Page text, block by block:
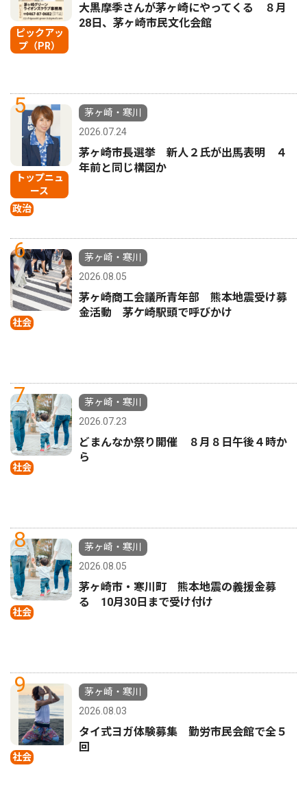
ピックアッ
プ（PR）
大黒摩季さんが茅ヶ崎にやってくる ８月
28日、茅ヶ崎市民文化会館
5
トップニュ
ース
政治
茅ヶ崎・寒川
2026.07.24
茅ヶ崎市長選挙 新人２氏が出馬表明 ４
年前と同じ構図か
6
社会
茅ヶ崎・寒川
2026.08.05
茅ヶ崎商工会議所青年部 熊本地震受け募
金活動 茅ケ崎駅頭で呼びかけ
7
社会
茅ヶ崎・寒川
2026.07.23
どまんなか祭り開催 ８月８日午後４時か
ら
8
社会
茅ヶ崎・寒川
2026.08.05
茅ヶ崎市・寒川町 熊本地震の義援金募
る 10月30日まで受け付け
9
社会
茅ヶ崎・寒川
2026.08.03
タイ式ヨガ体験募集 勤労市民会館で全５
回